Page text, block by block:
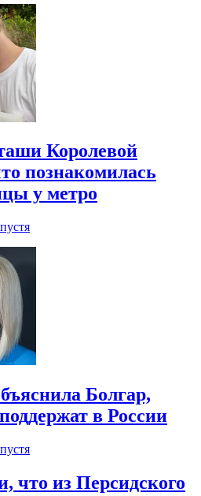
Королевой
познакомилась
у метро
Болгар,
в России
что из Персидского